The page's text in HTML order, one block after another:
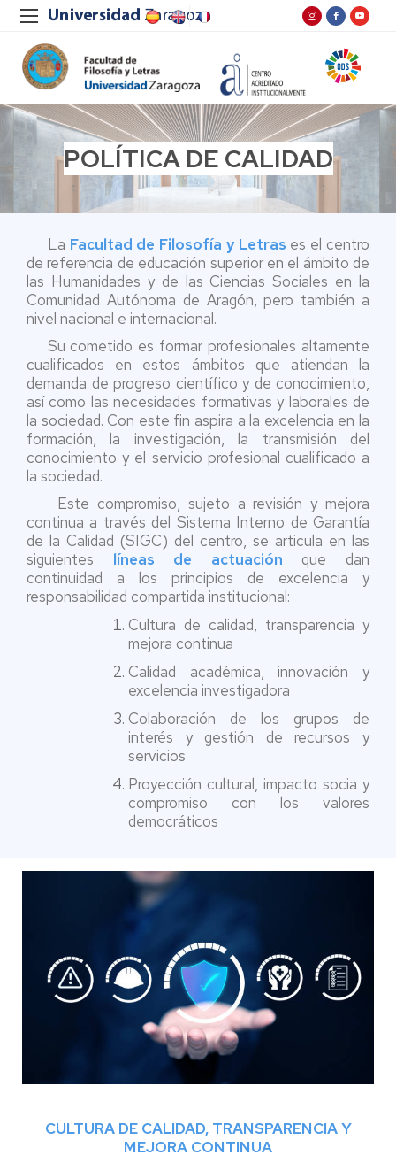
POLÍTICA DE CALIDAD
La Facultad de Filosofía y Letras es el centro
de referencia de educación superior en el ámbito de
las Humanidades y de las Ciencias Sociales en la
Comunidad Autónoma de Aragón, pero también a
nivel nacional e internacional.
Su cometido es formar profesionales altamente
cualificados en estos ámbitos que atiendan la
demanda de progreso científico y de conocimiento,
así como las necesidades formativas y laborales de
la sociedad. Con este fin aspira a la excelencia en la
formación, la investigación, la transmisión del
conocimiento y el servicio profesional cualificado a
la sociedad.
Este compromiso, sujeto a revisión y mejora
continua a través del Sistema Interno de Garantía
de la Calidad (SIGC) del centro, se articula en las
siguientes líneas de actuación que dan
continuidad a los principios de excelencia y
responsabilidad compartida institucional:
Cultura de calidad, transparencia y
mejora continua
Calidad académica, innovación y
excelencia investigadora
Colaboración de los grupos de
interés y gestión de recursos y
servicios
Proyección cultural, impacto socia y
compromiso con los valores
democráticos
CULTURA DE CALIDAD, TRANSPARENCIA Y
MEJORA CONTINUA